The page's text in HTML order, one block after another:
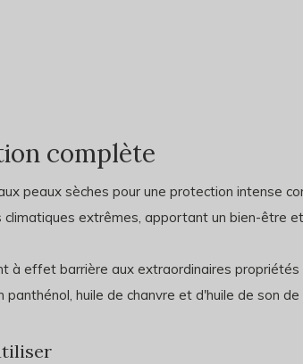
complète
peaux sèches pour une protection intense
climatiques extrêmes, apportant un bien-être
à effet barrière aux extraordinaires
panthénol, huile de chanvre et d'huile de son de